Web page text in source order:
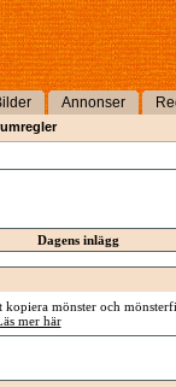
Annonser
Dagens inlägg
mönster och
mer här